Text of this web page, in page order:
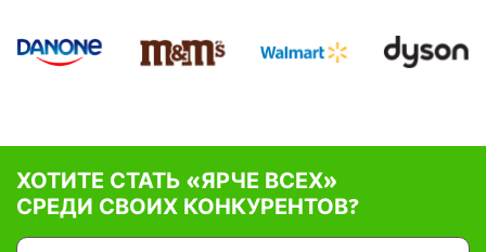
ХОТИТЕ СТАТЬ «ЯРЧЕ ВСЕХ»
СРЕДИ СВОИХ КОНКУРЕНТОВ?